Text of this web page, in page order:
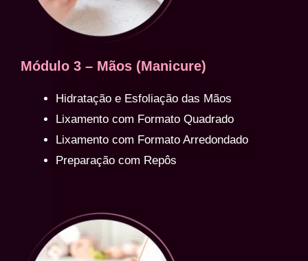
Módulo 3 – Mãos (Manicure)
Hidratação e Esfoliação das Mãos
Lixamento com Formato Quadrado
Lixamento com Formato Arredondado
Preparação com Repôs